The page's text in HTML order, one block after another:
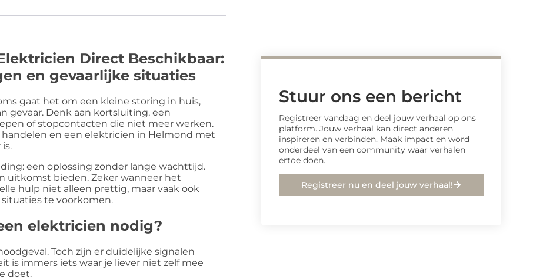
Direct Beschikbaar:
en gevaarlijke situaties
gaat het om een kleine storing in huis,
gevaar. Denk aan kortsluiting, een
of stopcontacten die niet meer werken.
en een elektricien in Helmond met
een oplossing zonder lange wachttijd.
uitkomst bieden. Zeker wanneer het
hulp niet alleen prettig, maar vaak ook
te voorkomen.
elektricien nodig?
Toch zijn er duidelijke signalen
is immers iets waar je liever niet zelf mee
doet.
Stuur ons een bericht
Registreer vandaag en deel jouw verhaal op ons
platform. Jouw verhaal kan direct anderen
inspireren en verbinden. Maak impact en word
onderdeel van een community waar verhalen
ertoe doen.
Registreer nu en deel jouw verhaal!